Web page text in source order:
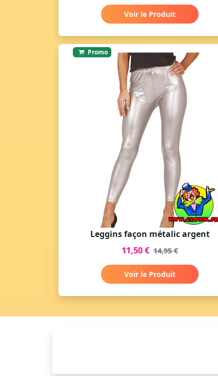
Voir le Produit
Promo
Leggins façon métalic argent
11,50 € 14,95 €
Voir le Produit